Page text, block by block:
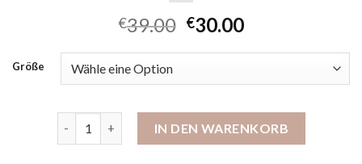
€39.00 €30.00
Größe
IN DEN WARENKORB